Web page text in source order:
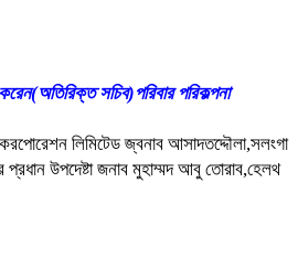
সচিব)পরিবার পরিকল্পনা
লিমিটেড জ্বনাব আসাদতদ্দৌলা,সলংগা
উপদেষ্টা জনাব মুহাম্মদ আবু তোরাব,হেলথ